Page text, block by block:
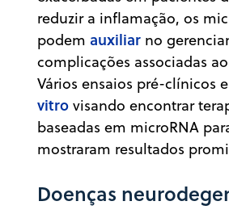
reduzir a inflamação, os
podem auxiliar no
complicações associadas
Vários ensaios pré-clínicos e
vitro visando encontrar
baseadas em microRNA
mostraram resultados
Doenças